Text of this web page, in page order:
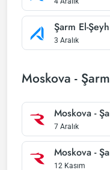
Şarm El-
3 Aralık
Moskova -
Moskova -
7 Aralık
Moskova -
12 Kasım